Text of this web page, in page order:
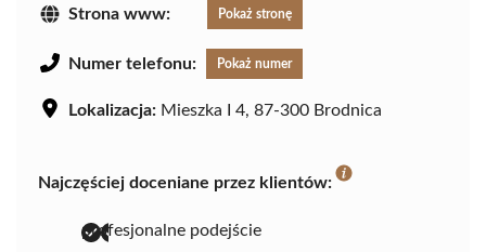
Strona www: Pokaż stronę
Numer telefonu: Pokaż numer
Lokalizacja: Mieszka I 4, 87-300 Brodnica
Najczęściej doceniane przez klientów:
profesjonalne podejście